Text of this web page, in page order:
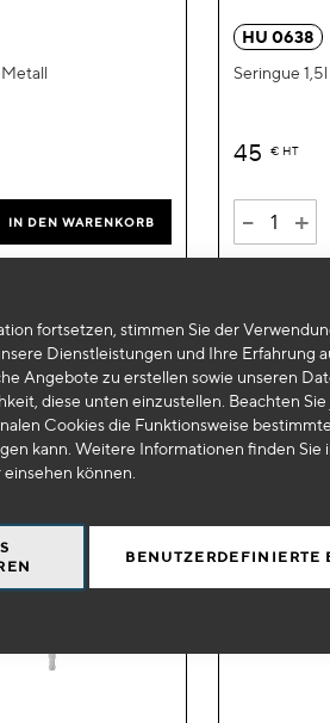
fortsetzen, stimmen Sie der
Dienstleistungen und Ihre Erfahrung
Angebote zu erstellen sowie unseren
diese unten einzustellen. Beachten Sie
Cookies die Funktionsweise
kann. Weitere Informationen finden Sie
einsehen können.
BENUTZERDEFINIERTE
IN DEN WARENKORB
hinzufügen
HU 0638
Seringue 1,5l
45 € HT
- +